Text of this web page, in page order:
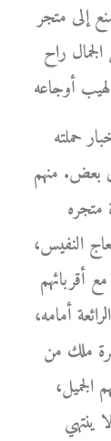
إلى متجر
راح
حملته
بعض. منهم
متجره
النفيس،
أقربائهم
أمامه،
ملك من
الجميل،
ينتهي